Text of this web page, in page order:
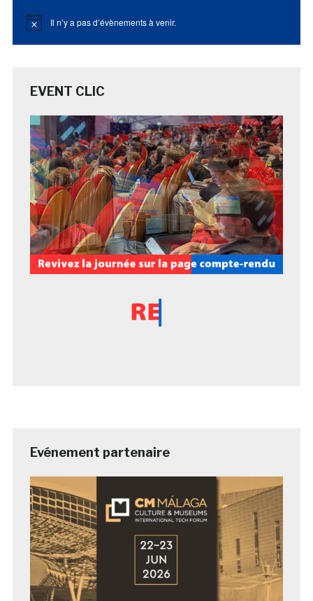
Notice Il n’y a pas d’évènements à venir.
EVENT CLIC
Evénement partenaire